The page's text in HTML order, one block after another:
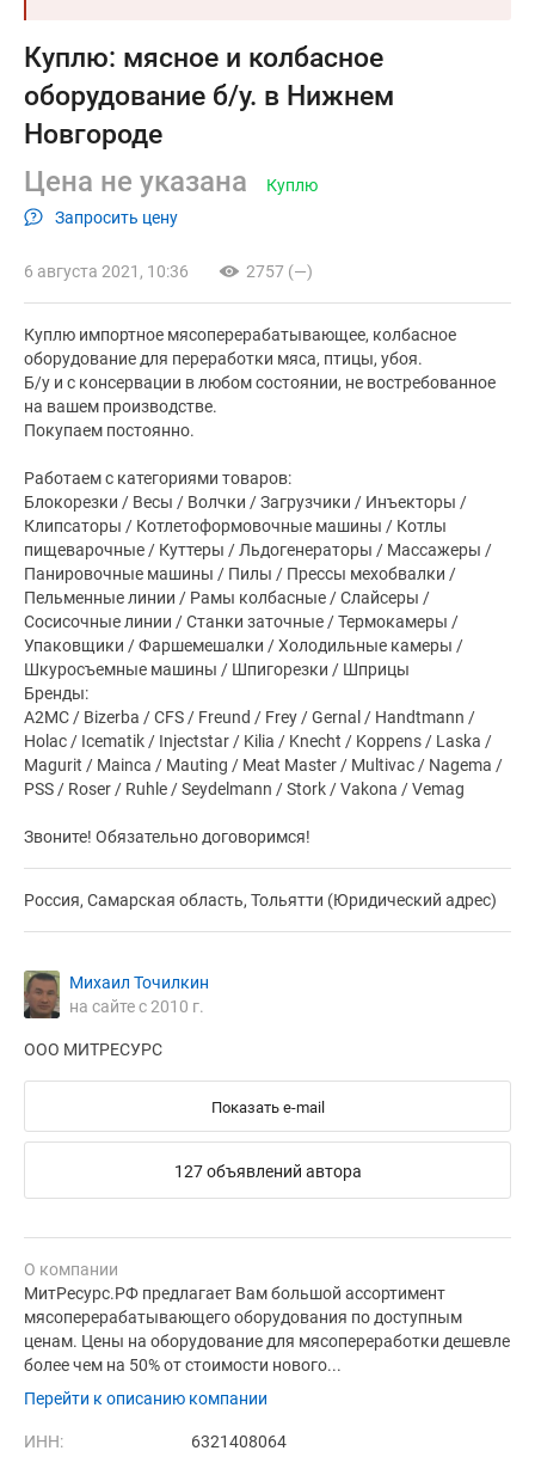
Куплю: мясное и колбасное
оборудование б/у. в Нижнем
Новгороде
Цена не указана
Запросить цену
Куплю
6 августа 2021, 10:36 2757 (—)
Куплю импортное мясоперерабатывающее, колбасное
оборудование для переработки мяса, птицы, убоя.
Б/у и с консервации в любом состоянии, не востребованное
на вашем производстве.
Покупаем постоянно.
Работаем с категориями товаров:
Блокорезки / Весы / Волчки / Загрузчики / Инъекторы /
Клипсаторы / Котлетоформовочные машины / Котлы
пищеварочные / Куттеры / Льдогенераторы / Массажеры /
Панировочные машины / Пилы / Прессы мехобвалки /
Пельменные линии / Рамы колбасные / Слайсеры /
Сосисочные линии / Станки заточные / Термокамеры /
Упаковщики / Фаршемешалки / Холодильные камеры /
Шкуросъемные машины / Шпигорезки / Шприцы
Бренды:
A2MC / Bizerba / CFS / Freund / Frey / Gernal / Handtmann /
Holac / Icematik / Injectstar / Kilia / Knecht / Koppens / Laska /
Magurit / Mainca / Mauting / Meat Master / Multivac / Nagema /
PSS / Roser / Ruhle / Seydelmann / Stork / Vakona / Vemag
Звоните! Обязательно договоримся!
Россия, Самарская область, Тольятти (Юридический адрес)
Михаил Точилкин
на сайте с 2010 г.
ООО МИТРЕСУРС
Показать e-mail
127 объявлений автора
О компании
МитРесурс.РФ предлагает Вам большой ассортимент
мясоперерабатывающего оборудования по доступным
ценам. Цены на оборудование для мясопереработки дешевле
более чем на 50% от стоимости нового...
Перейти к описанию компании
ИНН: 6321408064